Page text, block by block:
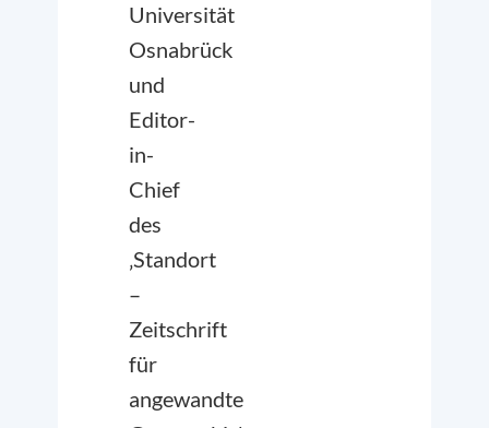
Universität
Osnabrück
und
Editor-
in-
Chief
des
‚Standort
–
Zeitschrift
für
angewandte